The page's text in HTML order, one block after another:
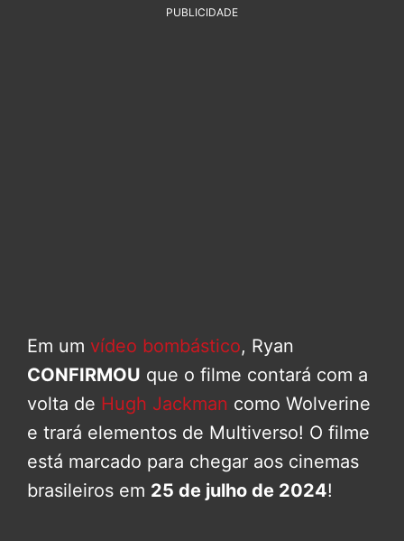
PUBLICIDADE
Em um vídeo bombástico, Ryan
CONFIRMOU que o filme contará com a
volta de Hugh Jackman como Wolverine
e trará elementos de Multiverso! O filme
está marcado para chegar aos cinemas
brasileiros em 25 de julho de 2024!